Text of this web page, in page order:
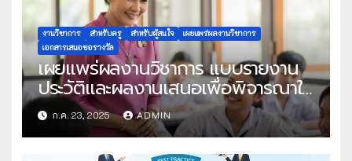
งานวิชาการ สำหรับครู สำหรับผู้สนใจ
เผยแพร่ผลงานวิชาการ
เอกสารเสนอขอรางวัล
เผยแพร่ผลงานวิชาการ แบบรายงาน
ประวัติและผลงานเสนอเพื่อพิจารณาใน
โครงการครูดีในดวงใจ ประจำปี 2568
ครั้งที่ 22
ก.ค. 23, 2025 ADMIN